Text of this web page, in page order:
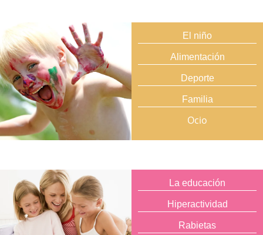
El niño
Alimentación
Deporte
Familia
Ocio
La educación
Hiperactividad
Rabietas